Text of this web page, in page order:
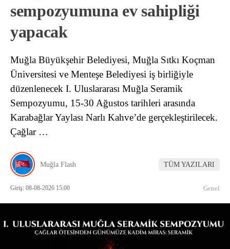
sempozyumuna ev sahipliği
yapacak
Muğla Büyükşehir Belediyesi, Muğla Sıtkı Koçman
Üniversitesi ve Menteşe Belediyesi iş birliğiyle
düzenlenecek I. Uluslararası Muğla Seramik
Sempozyumu, 15-30 Ağustos tarihleri arasında
Karabağlar Yaylası Narlı Kahve’de gerçekleştirilecek.
Çağlar …
Muğla Flash TÜM YAZILARI
Giriş: 08-08-2026 15:00 Genel